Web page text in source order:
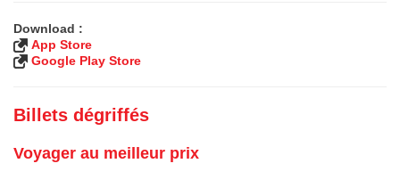
Download :
App Store
Google Play Store
Billets dégriffés
Voyager au meilleur prix